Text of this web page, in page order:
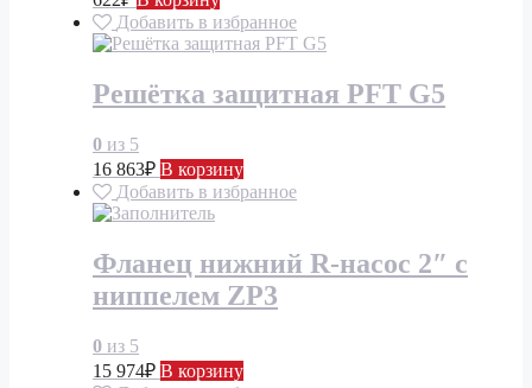
Добавить в избранное
Решётка защитная PFT G5
0 из 5
16 863₽ В корзину
Добавить в избранное
Фланец нижний R-насос 2″ с
ниппелем ZP3
0 из 5
15 974₽ В корзину